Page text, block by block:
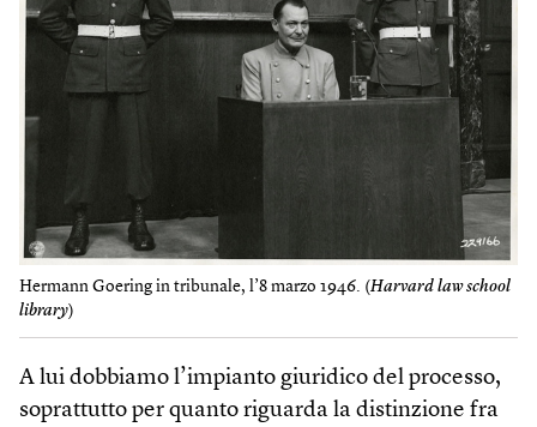
Hermann Goering in tribunale, l’8 marzo 1946. (Harvard law school
library)
A lui dobbiamo l’impianto giuridico del processo,
soprattutto per quanto riguarda la distinzione fra